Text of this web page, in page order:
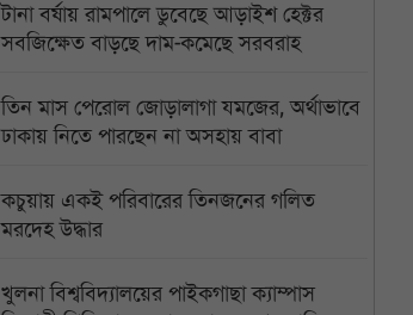
টানা বর্ষায় রামপালে ডুবেছে আড়াইশ হেক্টর
সবজিক্ষেত বাড়ছে দাম-কমেছে সরবরাহ
তিন মাস পেরোল জোড়ালাগা যমজের, অর্থাভাবে
ঢাকায় নিতে পারছেন না অসহায় বাবা
কচুয়ায় একই পরিবারের তিনজনের গলিত
মরদেহ উদ্ধার
খুলনা বিশ্ববিদ্যালয়ের পাইকগাছা ক্যাম্পাস